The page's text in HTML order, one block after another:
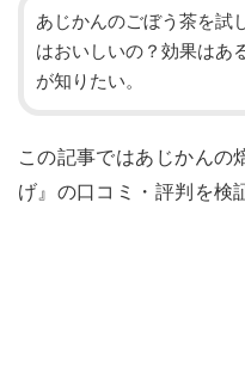
あじかんのごぼう茶を試
はおいしいの？効果はあ
が知りたい。
この記事ではあじかんの
げ』の口コミ・評判を検